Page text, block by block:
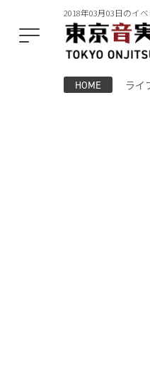
2018年03月03日のイ
HOME ライ